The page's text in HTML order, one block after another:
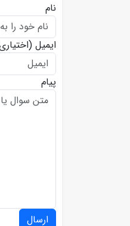
نام
ایمیل
پیام
ارسال